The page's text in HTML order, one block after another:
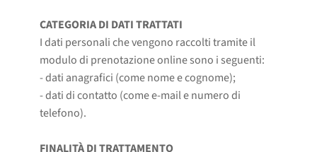
CATEGORIA DI DATI TRATTATI
I dati personali che vengono raccolti tramite il
modulo di prenotazione online sono i seguenti:
- dati anagrafici (come nome e cognome);
- dati di contatto (come e-mail e numero di
telefono).
FINALITÀ DI TRATTAMENTO